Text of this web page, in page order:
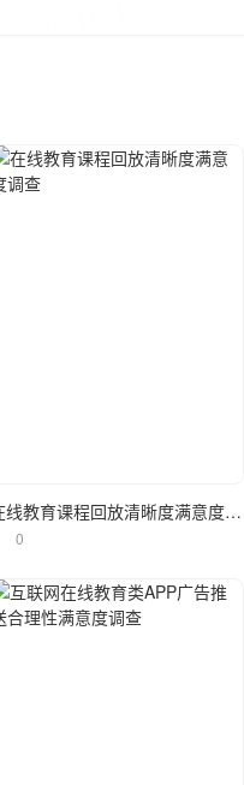
在线教育课程回放清晰度满意度调查
0